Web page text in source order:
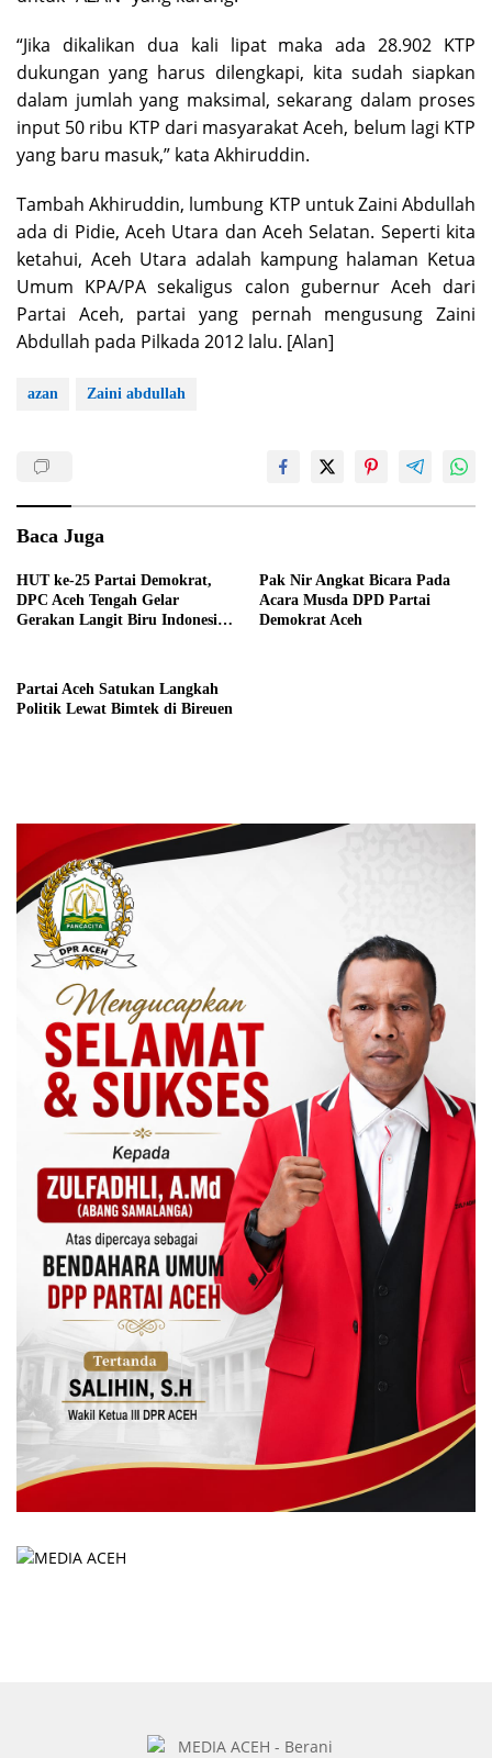
“Jika dikalikan dua kali lipat maka ada 28.902 KTP
dukungan yang harus dilengkapi, kita sudah siapkan
dalam jumlah yang maksimal, sekarang dalam proses
input 50 ribu KTP dari masyarakat Aceh, belum lagi KTP
yang baru masuk,” kata Akhiruddin.
Tambah Akhiruddin, lumbung KTP untuk Zaini Abdullah
ada di Pidie, Aceh Utara dan Aceh Selatan. Seperti kita
ketahui, Aceh Utara adalah kampung halaman Ketua
Umum KPA/PA sekaligus calon gubernur Aceh dari
Partai Aceh, partai yang pernah mengusung Zaini
Abdullah pada Pilkada 2012 lalu. [Alan]
azan Zaini abdullah
Baca Juga
HUT ke-25 Partai Demokrat,
DPC Aceh Tengah Gelar
Gerakan Langit Biru Indonesia
Pak Nir Angkat Bicara Pada
Acara Musda DPD Partai
Demokrat Aceh
Partai Aceh Satukan Langkah
Politik Lewat Bimtek di Bireuen